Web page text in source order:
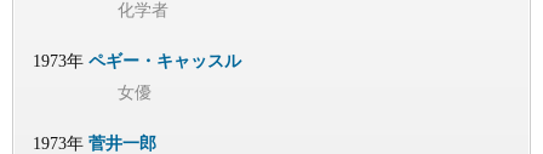
化学者
1973年 ペギー・キャッスル
女優
1973年 菅井一郎